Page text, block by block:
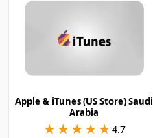
Apple & iTunes (US Store) Saudi
Arabia
★★★★★
★★★★★ 4.7